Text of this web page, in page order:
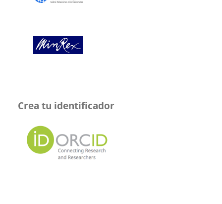
Crea tu identificador